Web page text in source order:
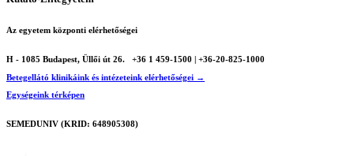
Az egyetem központi elérhetőségei
H - 1085 Budapest, Üllői út 26.
+36 1 459-1500 | +36-20-825-1000
Betegellátó klinikáink és intézeteink elérhetőségei →
Egységeink térképen
SEMEDUNIV (KRID: 648905308)